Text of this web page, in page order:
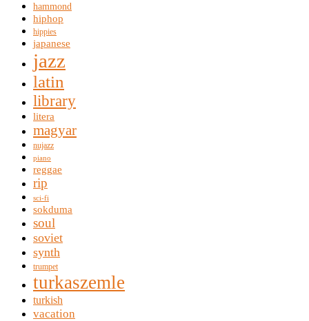
hammond
hiphop
hippies
japanese
jazz
latin
library
litera
magyar
nujazz
piano
reggae
rip
sci-fi
sokduma
soul
soviet
synth
trumpet
turkaszemle
turkish
vacation